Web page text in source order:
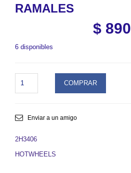
RAMALES
$ 890
6 disponibles
SIMPLE
SKU
quantity
COMPRAR
Enviar a un amigo
2H3406
HOTWHEELS